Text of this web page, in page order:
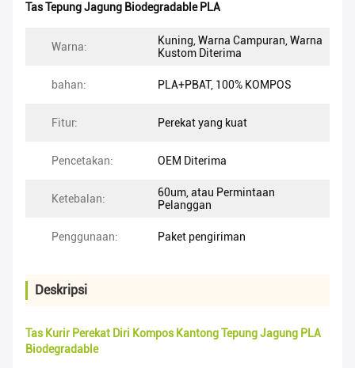
Tas Tepung Jagung Biodegradable PLA
Warna:
Kuning, Warna Campuran, Warna
Kustom Diterima
bahan: PLA+PBAT, 100% KOMPOS
Fitur: Perekat yang kuat
Pencetakan: OEM Diterima
Ketebalan:
60um, atau Permintaan
Pelanggan
Penggunaan: Paket pengiriman
Deskripsi
Tas Kurir Perekat Diri Kompos Kantong Tepung Jagung PLA
Biodegradable